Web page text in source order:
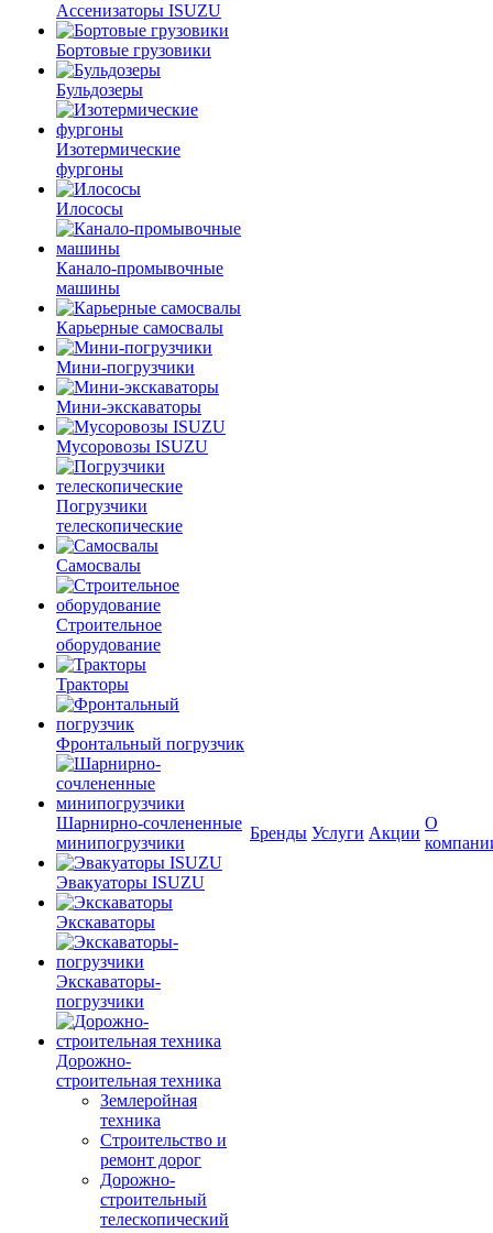
Ассенизаторы ISUZU
Бортовые грузовики
Бульдозеры
Изотермические
фургоны
Илососы
Канало-промывочные
машины
Карьерные самосвалы
Мини-погрузчики
Мини-экскаваторы
Мусоровозы ISUZU
Погрузчики
телескопические
Самосвалы
Строительное
оборудование
Тракторы
Фронтальный погрузчик
Шарнирно-сочлененные
минипогрузчики
Эвакуаторы ISUZU
Экскаваторы
Экскаваторы-
погрузчики
Дорожно-
строительная техника
Землеройная
техника
Строительство и
ремонт дорог
Дорожно-
строительный
телескопический
Бренды Услуги Акции
О